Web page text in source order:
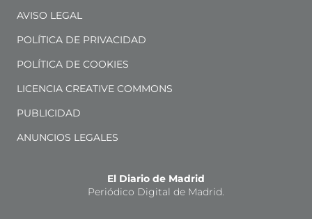
AVISO LEGAL
POLÍTICA DE PRIVACIDAD
POLÍTICA DE COOKIES
LICENCIA CREATIVE COMMONS
PUBLICIDAD
ANUNCIOS LEGALES
El Diario de Madrid
Periódico Digital de Madrid.